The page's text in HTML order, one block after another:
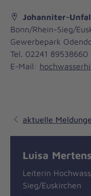
Johanniter-
Bonn/Rhein-Sieg/
Gewerbepark
Tel. 02241 89538660
E-Mail:
aktuelle
Luisa Mertens
Leiterin
Sieg/Euskirchen